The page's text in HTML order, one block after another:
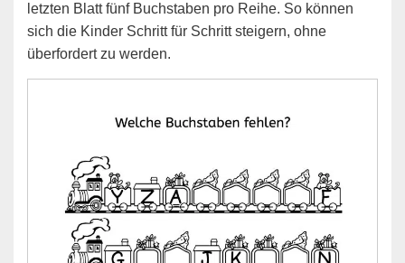
letzten Blatt fünf Buchstaben pro Reihe. So können
sich die Kinder Schritt für Schritt steigern, ohne
überfordert zu werden.